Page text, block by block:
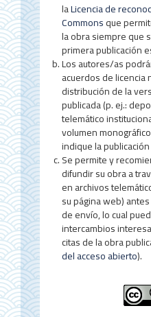
r
t
í
c
u
l
o
laLicencia de
Commonsque
la obra siempre que
primera publicación
Los autores/as
acuerdos de licencia
distribución de la
publicada (p. ej.:
telemático
volumen
indique la
Se permite y
difundir su obra a
en archivos
su página web)
de envío, lo cual
intercambios
citas de la obra
del acceso abierto).